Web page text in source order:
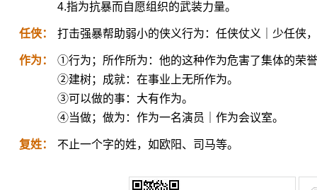
4.指为抗暴而自愿组织的武装力量。
任侠： 打击强暴帮助弱小的侠义行为：任侠仗义｜少任侠
作为：
①行为；所作所为：他的这种作为危害了集体的荣
②建树；成就：在事业上无所作为。
③可以做的事：大有作为。
④当做；做为：作为一名演员｜作为会议室。
复姓： 不止一个字的姓，如欧阳、司马等。